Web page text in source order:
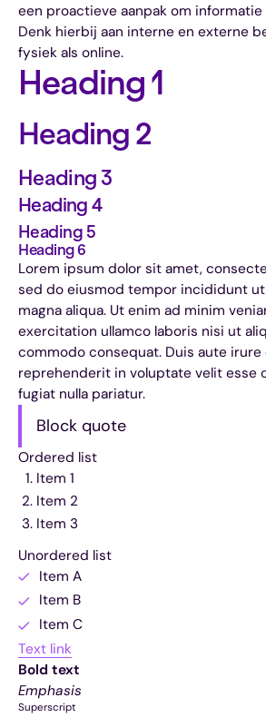
een proactieve aanpak om
Denk hierbij aan interne en externe
fysiek als online.
Heading 1
Heading 2
Heading 3
Heading 4
Heading 5
Heading 6
Lorem ipsum dolor sit amet,
sed do eiusmod tempor incididunt
magna aliqua. Ut enim ad minim
exercitation ullamco laboris nisi ut
commodo consequat. Duis aute irure
reprehenderit in voluptate velit esse
fugiat nulla pariatur.
Block quote
Ordered list
Item 1
Item 2
Item 3
Unordered list
Item A
Item B
Item C
Text link
Bold text
Emphasis
Superscript